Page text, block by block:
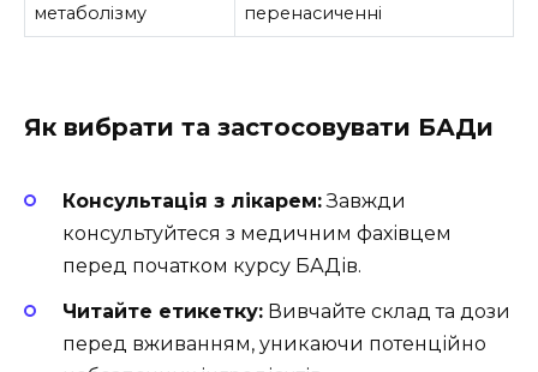
метаболізму
перенасиченні
Як вибрати та застосовувати БАДи
Консультація з лікарем:Завжди
консультуйтеся з медичним фахівцем
перед початком курсу БАДів.
Читайте етикетку: Вивчайте склад та дози
перед вживанням, уникаючи потенційно